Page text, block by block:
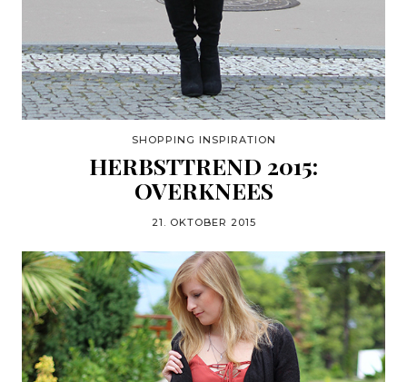
SHOPPING INSPIRATION
HERBSTTREND 2015:
OVERKNEES
21. OKTOBER 2015